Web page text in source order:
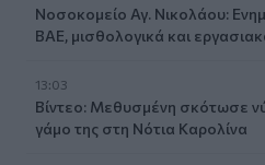
Νοσοκομείο Αγ. Νικολάου:
ΒΑΕ, μισθολογικά και
13:03
Βίντεο: Μεθυσμένη σκότωσε
γάμο της στη Νότια Καρολίνα